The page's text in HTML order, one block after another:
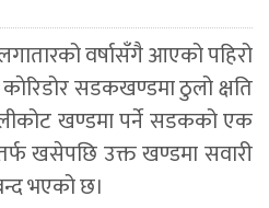
वर्षासँगै आएको पहिरो
सडकखण्डमा ठुलो क्षति
खण्डमा पर्ने सडकको एक
खसेपछि उक्त खण्डमा सवारी
भएको छ।